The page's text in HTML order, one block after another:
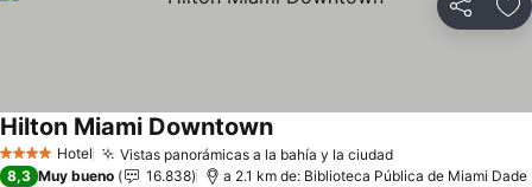
Compartir
4 EstrellasHotel Vistas panorámicas a la bahía y la ciudadVer precios
Hilton Miami DowntownVer precios
8,3 Muy bueno 16.838 a 2.1 km de: Biblioteca Pública de Miami Dade